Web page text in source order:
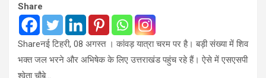
Share
Shareनई टिहरी, 08 अगस्त । कांवड़ यात्रा चरम पर है। बड़ी संख्या में शिव
भक्त जल भरने और अभिषेक के लिए उत्तराखंड पहुंच रहे हैं। ऐसे में एसएसपी
श्वेता चौबे…